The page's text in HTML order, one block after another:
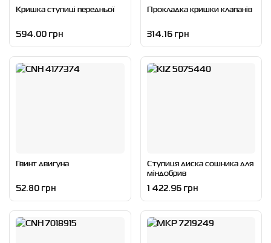
Кришка ступиці передньої
594.00 грн
Прокладка кришки клапанів
314.16 грн
Гвинт двигуна
52.80 грн
Ступиця диска сошника для
міндобрив
1 422.96 грн